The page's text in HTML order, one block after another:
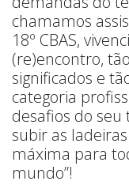
chamamos
18º CBAS,
(re)encontro,
significados e
categoria
desafios do
subir as
máxima para
mundo”!